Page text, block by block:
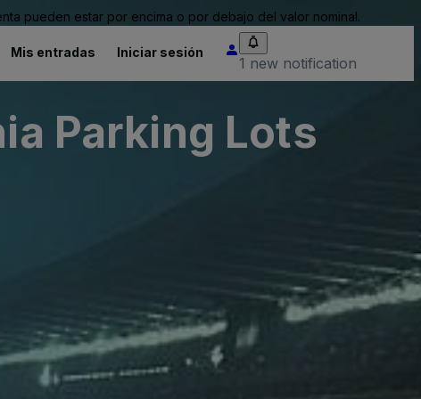
pueden estar por encima o por debajo del valor nominal.
Mis entradas Iniciar sesión
1 new notification
Parking Lots